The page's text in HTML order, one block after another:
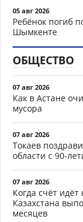
05 авг 2026
Ребёнок погиб
Шымкенте
ОБЩЕСТВО
07 авг 2026
Как в Астане
мусора
07 авг 2026
Токаев
области с 90-
07 авг 2026
Когда счёт
Казахстана
месяцев